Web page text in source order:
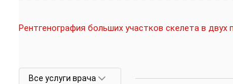
Рентгенография больших участков скелета в двух
Все услуги врача